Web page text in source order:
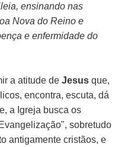
ensinando nas
Nova do Reino e
e enfermidade do
a atitude deJesusque,
encontra, escuta, dá
a Igreja busca os
sobretudo
antigamente cristãos, e